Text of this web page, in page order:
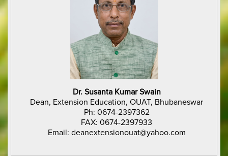
Dr. Susanta Kumar Swain
Dean, Extension Education, OUAT, Bhubaneswar
Ph: 0674-2397362
FAX: 0674-2397933
Email: deanextensionouat@yahoo.com